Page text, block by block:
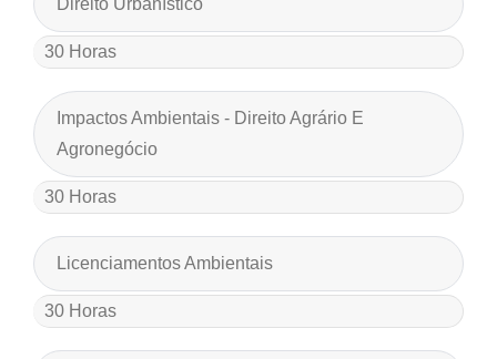
30 Horas
Impactos Ambientais - Direito Agrário E
Agronegócio
30 Horas
Licenciamentos Ambientais
30 Horas